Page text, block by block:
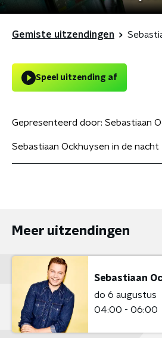
Gemiste uitzendingen
Speel uitzending af
Gepresenteerd door: Sebastiaan
Sebastiaan Ockhuysen in de nacht
Meer uitzendingen
Sebastiaan
do 6 augustus
04:00 - 06:00